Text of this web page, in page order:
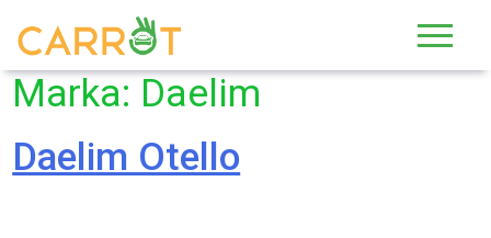
Marka: Daelim
Daelim Otello